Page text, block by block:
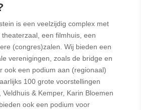
is een veelzijdig complex met
een filmhuis, een
(congres)zalen. Wij bieden een
verenigingen, zoals de bridge en
ook een podium aan (regionaal)
100 grote voorstellingen
& Kemper, Karin Bloemen
ook een podium voor